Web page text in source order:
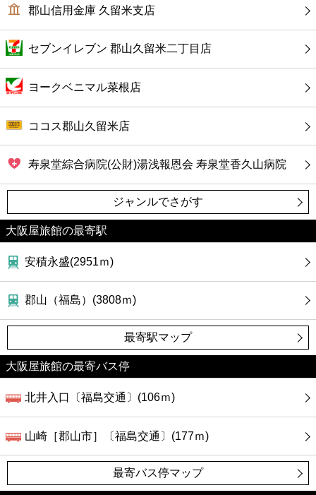
郡山信用金庫 久留米支店
セブンイレブン 郡山久留米二丁目店
ヨークベニマル菜根店
ココス郡山久留米店
寿泉堂綜合病院(公財)湯浅報恩会 寿泉堂香久山病院
ジャンルでさがす
大阪屋旅館の最寄駅
安積永盛(2951ｍ)
郡山（福島）(3808ｍ)
最寄駅マップ
大阪屋旅館の最寄バス停
北井入口〔福島交通〕(106ｍ)
山崎［郡山市］〔福島交通〕(177ｍ)
最寄バス停マップ